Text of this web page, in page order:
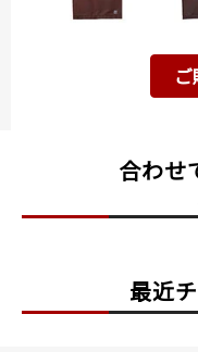
合わせ
最近